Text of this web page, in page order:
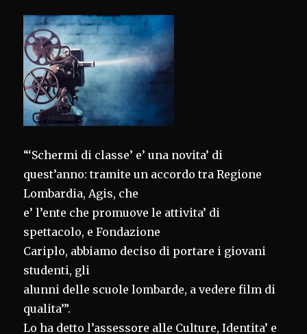
“‘Schermi di classe’ e’ una novita’ di
quest’anno: tramite un accordo tra Regione
Lombardia, Agis, che
e’ l’ente che promuove le attivita’ di
spettacolo, e Fondazione
Cariplo, abbiamo deciso di portare i giovani
studenti, gli
alunni delle scuole lombarde, a vedere film di
qualita’”.
Lo ha detto l’assessore alle Culture, Identita’ e